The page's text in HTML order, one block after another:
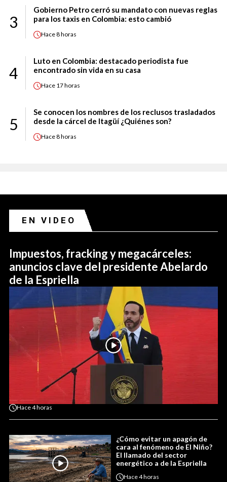
3
Gobierno Petro cerró su mandato con nuevas reglas
para los taxis en Colombia: esto cambió
Hace8 horas
4
Luto en Colombia: destacado periodista fue
encontrado sin vida en su casa
Hace 17 horas
5
Se conocen los nombres de los reclusos trasladados
desde la cárcel de Itagüí ¿Quiénes son?
Hace8 horas
EN VIDEO
Impuestos, fracking y megacárceles:
anuncios clave del presidente Abelardo
de la Espriella
Hace4 horas
¿Cómo evitar un apagón de
cara al fenómeno de El Niño?
El llamado del sector
energético a de la Espriella
Hace4 horas